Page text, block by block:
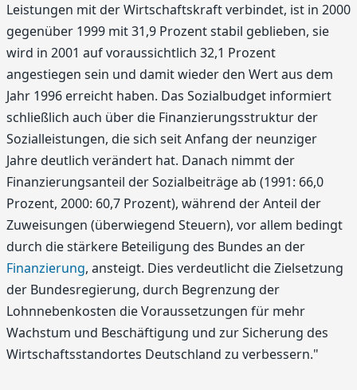
Leistungen mit der Wirtschaftskraft verbindet, ist in 2000
gegenüber 1999 mit 31,9 Prozent stabil geblieben, sie
wird in 2001 auf voraussichtlich 32,1 Prozent
angestiegen sein und damit wieder den Wert aus dem
Jahr 1996 erreicht haben. Das Sozialbudget informiert
schließlich auch über die Finanzierungsstruktur der
Sozialleistungen, die sich seit Anfang der neunziger
Jahre deutlich verändert hat. Danach nimmt der
Finanzierungsanteil der Sozialbeiträge ab (1991: 66,0
Prozent, 2000: 60,7 Prozent), während der Anteil der
Zuweisungen (überwiegend Steuern), vor allem bedingt
durch die stärkere Beteiligung des Bundes an der
Finanzierung, ansteigt. Dies verdeutlicht die Zielsetzung
der Bundesregierung, durch Begrenzung der
Lohnnebenkosten die Voraussetzungen für mehr
Wachstum und Beschäftigung und zur Sicherung des
Wirtschaftsstandortes Deutschland zu verbessern."